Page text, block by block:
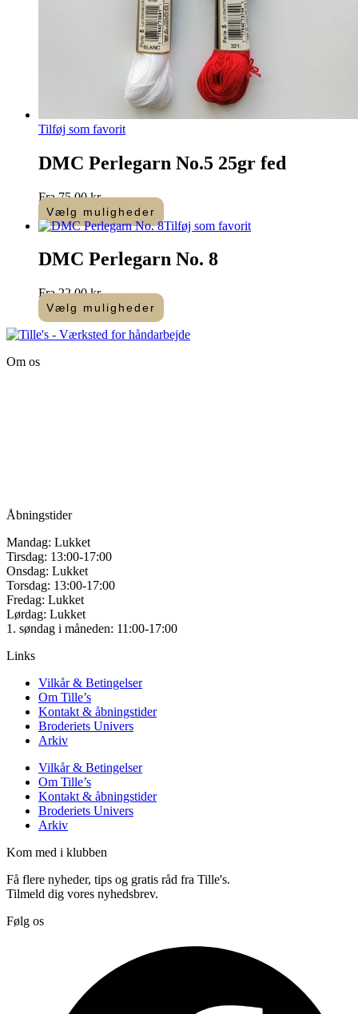
Tilføj som favorit
DMC Perlegarn No.5 25gr fed
Fra75,00kr.
Vælg muligheder
Dette
har
flere
Mulighederne
kan
vælges
på
Tilføj som favorit
DMC Perlegarn No. 8
Fra22,00kr.
Vælg muligheder
Dette
vare
flere
Om os
Åbningstider
Mandag: Lukket
Tirsdag: 13:00-17:00
Onsdag: Lukket
Torsdag: 13:00-17:00
Fredag: Lukket
Lørdag: Lukket
1. søndag i måneden: 11:00-17:00
Links
Vilkår & Betingelser
Om Tille’s
Kontakt & åbningstider
Broderiets Univers
Arkiv
Vilkår & Betingelser
Om Tille’s
Kontakt & åbningstider
Broderiets Univers
Arkiv
Kom med i klubben
Få flere nyheder, tips og gratis råd fra Tille's.
Tilmeld dig vores nyhedsbrev.
Følg os